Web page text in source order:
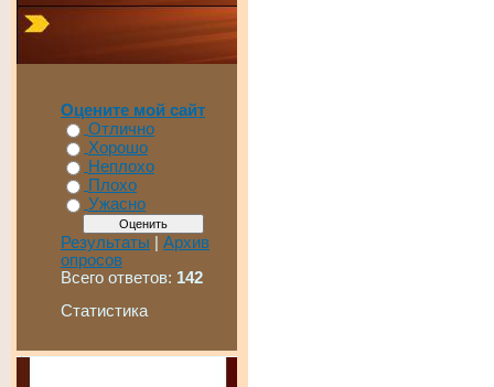
Оцените мой сайт
Отлично
Хорошо
Неплохо
Плохо
Ужасно
Результаты | Архив
опросов
Всего ответов: 142
Статистика